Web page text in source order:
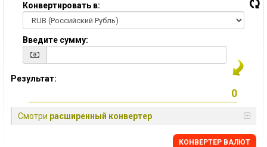
Конвертировать в:
Введите сумму:
Результат:
Смотри расширенный конвертер
КОНВЕРТЕР ВАЛЮТ